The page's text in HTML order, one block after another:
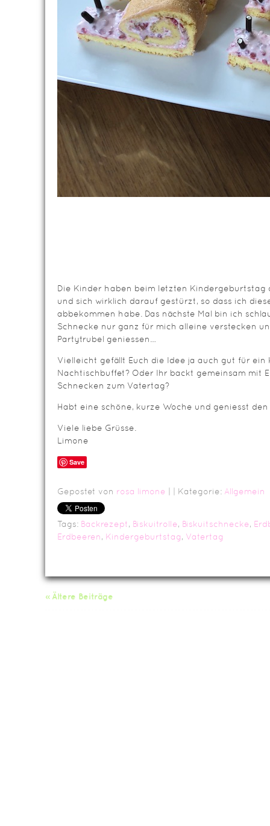
Die Kinder haben beim letzten Kindergeburtstag
und sich wirklich darauf gestürzt, so dass ich
abbekommen habe. Das nächste Mal bin ich
Schnecke nur ganz für mich alleine verstecken
Partytrubel geniessen…
Vielleicht gefällt Euch die Idee ja auch gut für
Nachtischbuffet? Oder Ihr backt gemeinsam mit
Schnecken zum Vatertag?
Habt eine schöne, kurze Woche und geniesst
Viele liebe Grüsse.
Limone
Save
Gepostet von rosa limone | Kategorie: Allgemein
Tags: Backrezept, Biskuitrolle, Biskuitschnecke,
Erdbeeren, Kindergeburtstag, Vatertag
« Ältere Beiträge